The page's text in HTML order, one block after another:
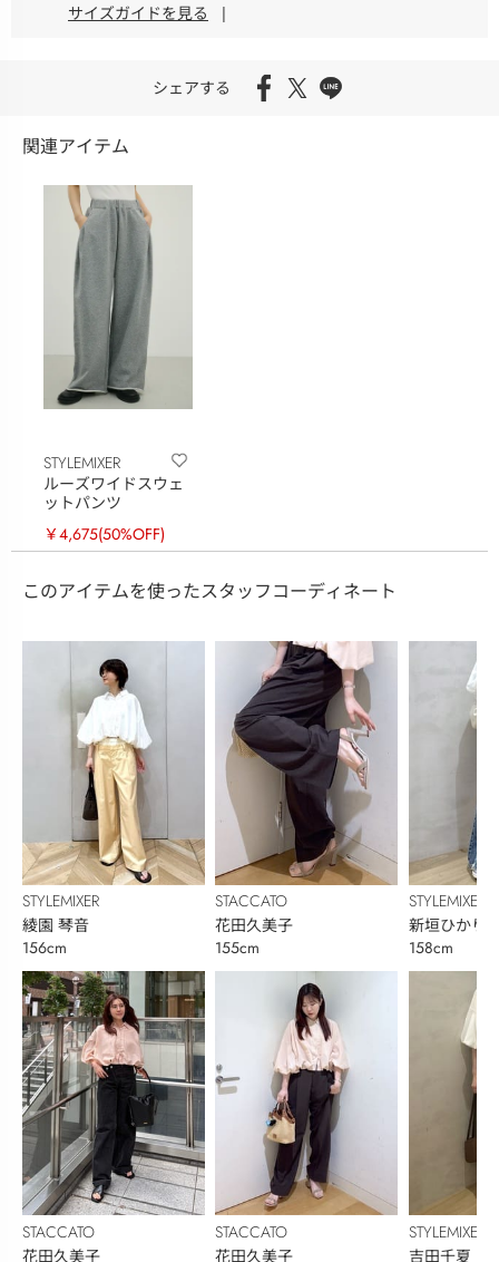
サイズガイドを見る |
シェアする
関連アイテム
STYLEMIXER
ルーズワイドスウェ
ットパンツ
￥4,675(50%OFF)
このアイテムを使ったスタッフコーディネート
STYLEMIXER
綾園 琴音
156cm
STACCATO
花田久美子
STACCATO
花田久美子
155cm
STACCATO
花田久美子
STYLEMIXER
新垣ひかり
158cm
STYLEMIXER
吉田千夏